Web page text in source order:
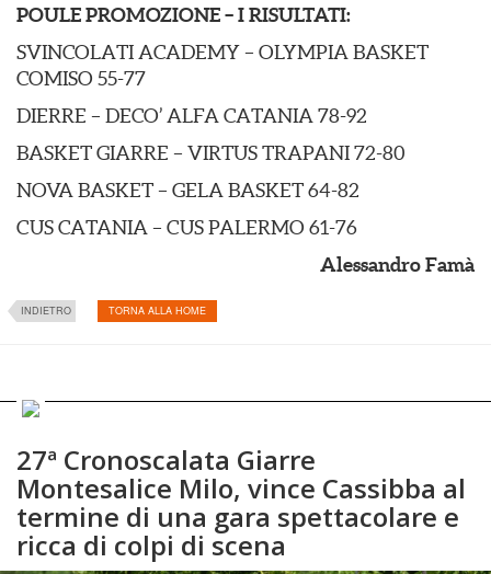
POULE PROMOZIONE – I RISULTATI:
SVINCOLATI ACADEMY – OLYMPIA BASKET
COMISO 55-77
DIERRE – DECO’ ALFA CATANIA 78-92
BASKET GIARRE – VIRTUS TRAPANI 72-80
NOVA BASKET – GELA BASKET 64-82
CUS CATANIA – CUS PALERMO 61-76
Alessandro Famà
INDIETRO TORNA ALLA HOME
27ª Cronoscalata Giarre
Montesalice Milo, vince Cassibba al
termine di una gara spettacolare e
ricca di colpi di scena